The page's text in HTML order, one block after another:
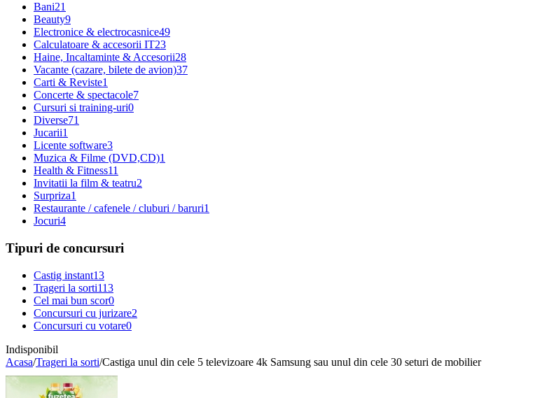
Bani21
Beauty9
Electronice & electrocasnice49
Calculatoare & accesorii IT23
Haine, Incaltaminte & Accesorii28
Vacante (cazare, bilete de avion)37
Carti & Reviste1
Concerte & spectacole7
Cursuri si training-uri0
Diverse71
Jucarii1
Licente software3
Muzica & Filme (DVD,CD)1
Health & Fitness11
Invitatii la film & teatru2
Surpriza1
Restaurante / cafenele / cluburi / baruri1
Jocuri4
Tipuri de concursuri
Castig instant13
Trageri la sorti113
Cel mai bun scor0
Concursuri cu jurizare2
Concursuri cu votare0
Indisponibil
Acasa/Trageri la sorti/Castiga unul din cele 5 televizoare 4k Samsung sau unul din cele 30 seturi de mobilier